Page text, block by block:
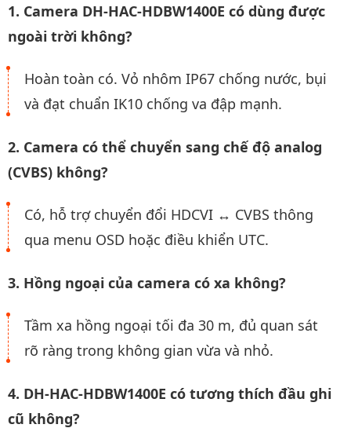
1. Camera DH-HAC-HDBW1400E có dùng được
ngoài trời không?
Hoàn toàn có. Vỏ nhôm IP67 chống nước, bụi
và đạt chuẩn IK10 chống va đập mạnh.
2. Camera có thể chuyển sang chế độ analog
(CVBS) không?
Có, hỗ trợ chuyển đổi HDCVI ↔ CVBS thông
qua menu OSD hoặc điều khiển UTC.
3. Hồng ngoại của camera có xa không?
Tầm xa hồng ngoại tối đa 30 m, đủ quan sát
rõ ràng trong không gian vừa và nhỏ.
4. DH-HAC-HDBW1400E có tương thích đầu ghi
cũ không?